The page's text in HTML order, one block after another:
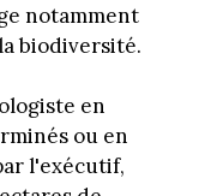
notamment
biodiversité.
en
ou en
l'exécutif,